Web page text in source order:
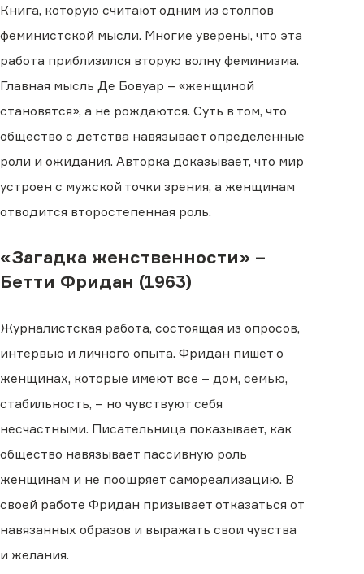
Книга, которую считают одним из столпов
феминистской мысли. Многие уверены, что эта
работа приблизился вторую волну феминизма.
Главная мысль Де Бовуар – «женщиной
становятся», а не рождаются. Суть в том, что
общество с детства навязывает определенные
роли и ожидания. Авторка доказывает, что мир
устроен с мужской точки зрения, а женщинам
отводится второстепенная роль.
«Загадка женственности» –
Бетти Фридан (1963)
Журналистская работа, состоящая из опросов,
интервью и личного опыта. Фридан пишет о
женщинах, которые имеют все – дом, семью,
стабильность, – но чувствуют себя
несчастными. Писательница показывает, как
общество навязывает пассивную роль
женщинам и не поощряет самореализацию. В
своей работе Фридан призывает отказаться от
навязанных образов и выражать свои чувства
и желания.